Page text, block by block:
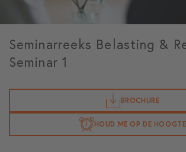
Seminarreeks Belasting &
Seminar 1
BROCHURE
HOUD ME OP DE HOOGTE